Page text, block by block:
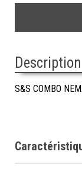
Description
S&S COMBO